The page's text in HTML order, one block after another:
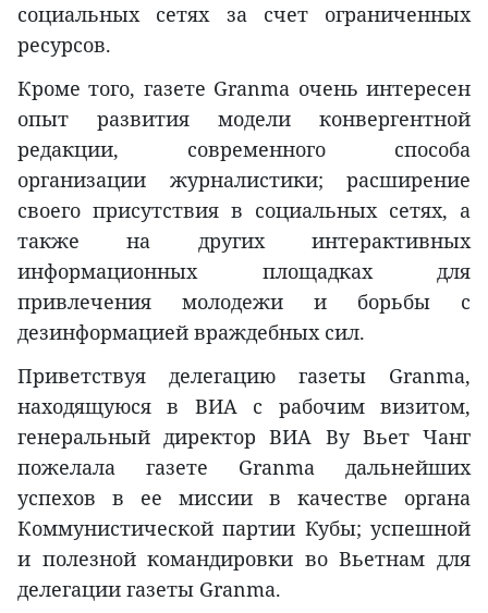
социальных сетях за счет ограниченных
ресурсов.
Кроме того, газете Granma очень интересен
опыт развития модели конвергентной
редакции, современного способа
организации журналистики; расширение
своего присутствия в социальных сетях, а
также на других интерактивных
информационных площадках для
привлечения молодежи и борьбы с
дезинформацией враждебных сил.
Приветствуя делегацию газеты Granma,
находящуюся в ВИА с рабочим визитом,
генеральный директор ВИА Ву Вьет Чанг
пожелала газете Granma дальнейших
успехов в ее миссии в качестве органа
Коммунистической партии Кубы; успешной
и полезной командировки во Вьетнам для
делегации газеты Granma.